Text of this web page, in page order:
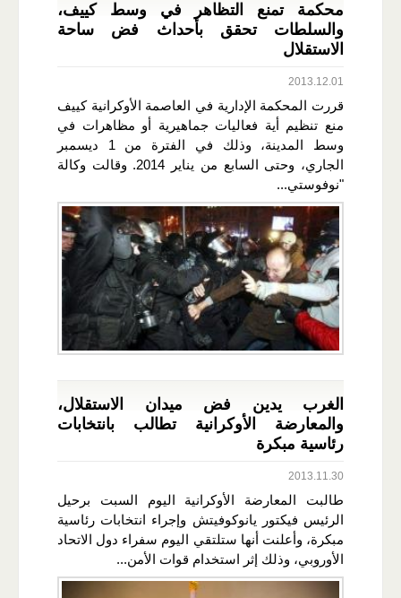
محكمة تمنع التظاهر في وسط كييف،
والسلطات تحقق بأحداث فض ساحة
الاستقلال
2013.12.01
قررت المحكمة الإدارية في العاصمة الأوكرانية كييف
منع تنظيم أية فعاليات جماهيرية أو مظاهرات في
وسط المدينة، وذلك في الفترة من 1 ديسمبر
الجاري، وحتى السابع من يناير 2014. وقالت وكالة
"نوفوستي...
الغرب يدين فض ميدان الاستقلال،
والمعارضة الأوكرانية تطالب بانتخابات
رئاسية مبكرة
2013.11.30
طالبت المعارضة الأوكرانية اليوم السبت برحيل
الرئيس فيكتور يانوكوفيتش وإجراء انتخابات رئاسية
مبكرة، وأعلنت أنها ستلتقي اليوم سفراء دول الاتحاد
الأوروبي، وذلك إثر استخدام قوات الأمن...